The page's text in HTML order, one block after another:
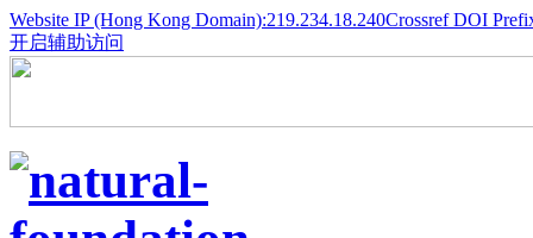
Website IP (Hong Kong Domain):219.234.18.240Crossref DOI
开启辅助访问